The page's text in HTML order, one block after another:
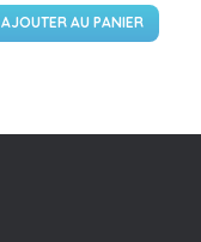
AJOUTER AU PANIER